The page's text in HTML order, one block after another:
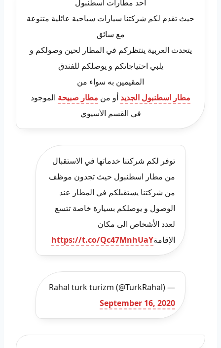
أحد مطارات اسطنبول
حيث تقدم لكم شركتنا سيارات سياحية عائلية متنوعة
مع سائق
يتحدث العربية ينتظركم في المطار لحين وصولكم و
يلبي احتياجاتكم و يوصلكم للفندق
المقيمين به سواء من
مطار اسطنبول الجديد أو من مطار صبيحة الموجود
في القسم الأسيوي
توفر لكم شركتنا خدماتها في الاستقبال
من مطار اسطنبول حيث تجدون موظف
من شركتنا يستقبلكم في المطار عند
الوصول و يوصلكم بسيارة خاصة تتسع
لعدد الأشخاص الى مكان
الإقامةhttps://t.co/Qc47MnhUaY
— Rahal turk turizm (@TurkRahal)
September 16, 2020